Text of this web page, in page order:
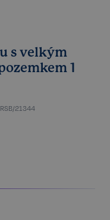
s velkým
1
21344